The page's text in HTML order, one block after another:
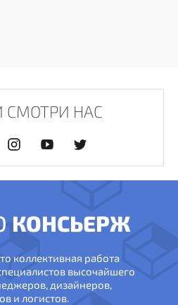
СМОТРИ НАС
КОНСЬЕРЖ
коллективная работа
высочайшего
дизайнеров,
и логистов.